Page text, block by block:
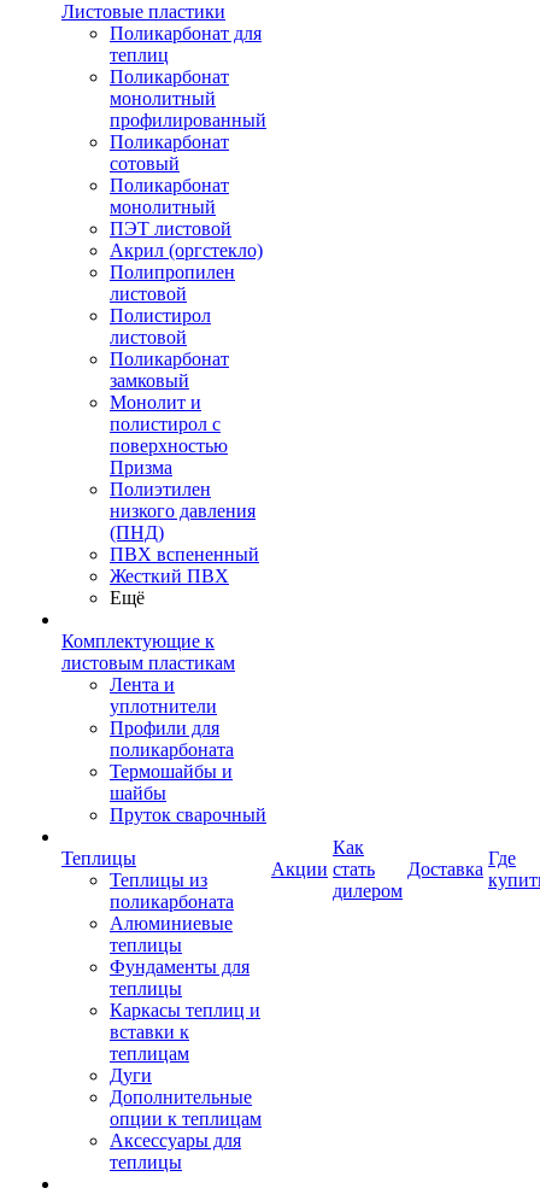
Листовые пластики
Поликарбонат для
теплиц
Поликарбонат
монолитный
профилированный
Поликарбонат
сотовый
Поликарбонат
монолитный
ПЭТ листовой
Акрил (оргстекло)
Полипропилен
листовой
Полистирол
листовой
Поликарбонат
замковый
Монолит и
полистирол с
поверхностью
Призма
Полиэтилен
низкого давления
(ПНД)
ПВХ вспененный
Жесткий ПВХ
Ещё
Комплектующие к
листовым пластикам
Лента и
уплотнители
Профили для
поликарбоната
Термошайбы и
шайбы
Пруток сварочный
Теплицы
Теплицы из
поликарбоната
Алюминиевые
теплицы
Фундаменты для
теплицы
Каркасы теплиц и
вставки к
теплицам
Дуги
Дополнительные
опции к теплицам
Аксессуары для
теплицы
Акции
Как
стать
дилером
Доставка
Где